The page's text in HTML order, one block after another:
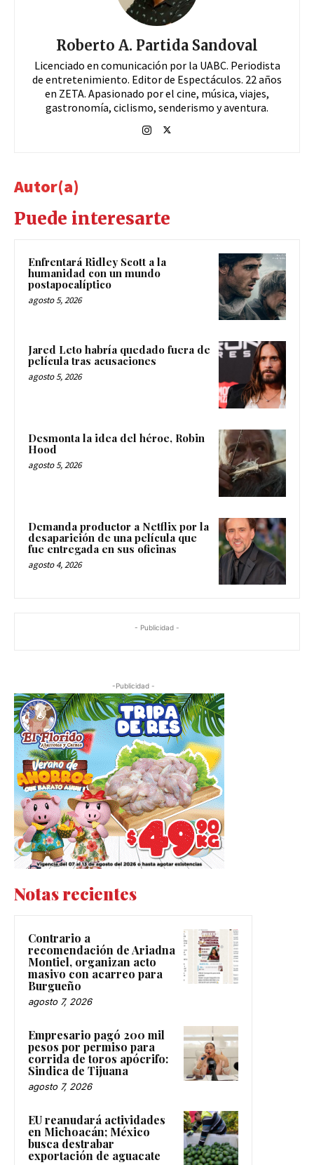
Roberto A. Partida Sandoval
Licenciado en comunicación por la UABC. Periodista
de entretenimiento. Editor de Espectáculos. 22 años
en ZETA. Apasionado por el cine, música, viajes,
gastronomía, ciclismo, senderismo y aventura.
Autor(a)
Puede interesarte
Enfrentará Ridley Scott a la
humanidad con un mundo
postapocalíptico
agosto 5, 2026
Jared Leto habría quedado fuera de
película tras acusaciones
agosto 5, 2026
Desmonta la idea del héroe, Robin
Hood
agosto 5, 2026
Demanda productor a Netflix por la
desaparición de una película que
fue entregada en sus oficinas
agosto 4, 2026
- Publicidad -
-Publicidad -
Notas recientes
Contrario a
recomendación de Ariadna
Montiel, organizan acto
masivo con acarreo para
Burgueño
agosto 7, 2026
Empresario pagó 200 mil
pesos por permiso para
corrida de toros apócrifo:
Sindica de Tijuana
agosto 7, 2026
EU reanudará actividades
en Michoacán; México
busca destrabar
exportación de aguacate